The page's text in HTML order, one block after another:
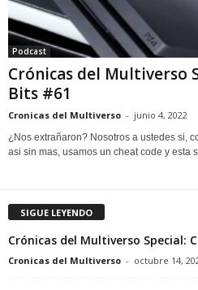
Podcast
Crónicas del Multiverso
Bits #61
Cronicas del Multiverso - junio 4, 2022
¿Nos extrañaron? Nosotros a ustedes si,
asi sin mas, usamos un cheat code y esta
SIGUE LEYENDO
Crónicas del Multiverso Special:
Cronicas del Multiverso - octubre 14,